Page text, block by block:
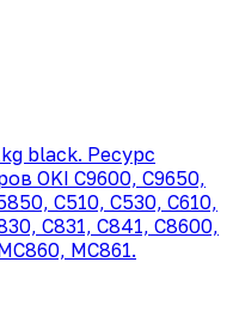
black. Ресурс
OKI C9600, C9650,
C510, C530, C610,
C831, C841, C8600,
MC861.